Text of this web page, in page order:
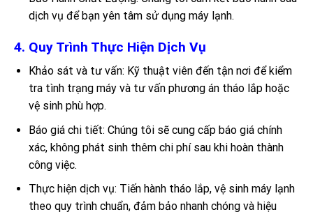
dịch vụ để bạn yên tâm sử dụng máy lạnh.
4. Quy Trình Thực Hiện Dịch Vụ
Khảo sát và tư vấn: Kỹ thuật viên đến tận nơi để kiểm
tra tình trạng máy và tư vấn phương án tháo lắp hoặc
vệ sinh phù hợp.
Báo giá chi tiết: Chúng tôi sẽ cung cấp báo giá chính
xác, không phát sinh thêm chi phí sau khi hoàn thành
công việc.
Thực hiện dịch vụ: Tiến hành tháo lắp, vệ sinh máy lạnh
theo quy trình chuẩn, đảm bảo nhanh chóng và hiệu